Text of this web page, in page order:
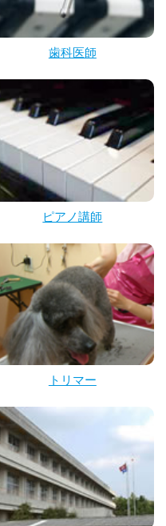
歯科医師
ピアノ講師
トリマー